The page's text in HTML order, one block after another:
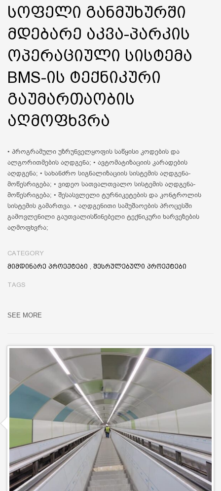
სოფელი განმუხურში
მდებარე აკვა-პარკის
ოპერაციული სისტემა
BMS-ის ტექნიკური
გაუმართაობის
აღმოფხვრა
• პროგრამული უზრუნველყოფის საწყისი კოდების და
ალგორითმების აღდგენა; • ავტომატიზაციის კარადების
აღდგენა; • სახანძრო სიგნალიზაციის სისტემის აღდგენა-
მოწესრიგება; • ვიდეო სათვალთვალო სისტემის აღდგენა-
მოწესრიგება; • შესასვლელი ტურნიკეტების და კონტროლის
სისტემის გამართვა. • აღდგენითი სამუშაოების პროცესში
გამოვლენილი გაუთვალისწინებელი ტექნიკური ხარვეზების
აღმოფხვრა;
CATEGORY
მიმდინარე პროექტები
შესრულებული პროექტები
TAGS
SEE MORE